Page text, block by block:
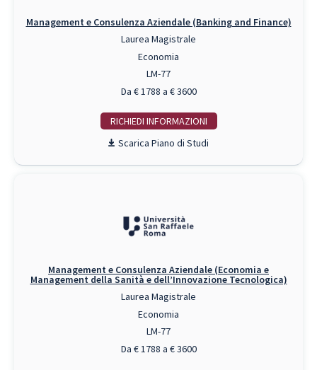
Management e Consulenza Aziendale (Banking and Finance)
Laurea Magistrale
Economia
LM-77
Da € 1788 a € 3600
RICHIEDI INFO
Piano di Studi
Management e Consulenza Aziendale (Economia e
Management della Sanità e dell’Innovazione Tecnologica)
Laurea Magistrale
Economia
LM-77
Da € 1788 a € 3600